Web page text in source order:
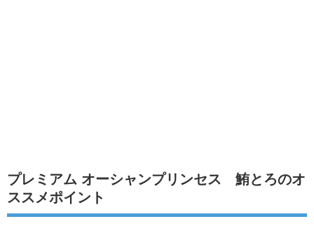
プレミアム オーシャンプリンセス 鮪とろのオ
ススメポイント